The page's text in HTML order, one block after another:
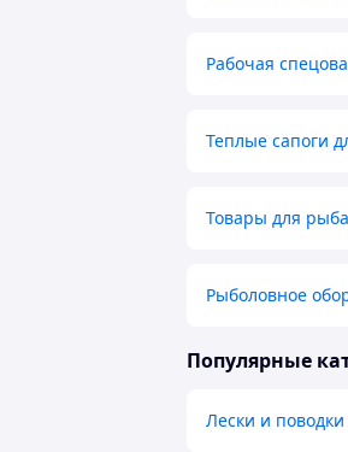
Рабочая
Теплые сапоги
Товары для
Рыболовное
Популярные
Лески и поводки